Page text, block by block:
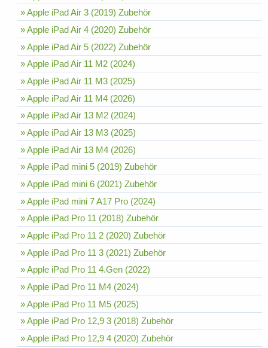
» Apple iPad Air 3 (2019) Zubehör
» Apple iPad Air 4 (2020) Zubehör
» Apple iPad Air 5 (2022) Zubehör
» Apple iPad Air 11 M2 (2024)
» Apple iPad Air 11 M3 (2025)
» Apple iPad Air 11 M4 (2026)
» Apple iPad Air 13 M2 (2024)
» Apple iPad Air 13 M3 (2025)
» Apple iPad Air 13 M4 (2026)
» Apple iPad mini 5 (2019) Zubehör
» Apple iPad mini 6 (2021) Zubehör
» Apple iPad mini 7 A17 Pro (2024)
» Apple iPad Pro 11 (2018) Zubehör
» Apple iPad Pro 11 2 (2020) Zubehör
» Apple iPad Pro 11 3 (2021) Zubehör
» Apple iPad Pro 11 4.Gen (2022)
» Apple iPad Pro 11 M4 (2024)
» Apple iPad Pro 11 M5 (2025)
» Apple iPad Pro 12,9 3 (2018) Zubehör
» Apple iPad Pro 12,9 4 (2020) Zubehör